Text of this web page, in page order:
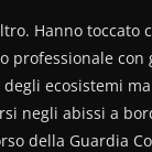
Hanno
ecosistemi
negli abissi a
della Guardia